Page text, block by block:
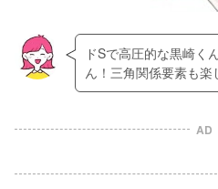
ドSで高圧的な黒崎く
ん！三角関係要素も楽
AD